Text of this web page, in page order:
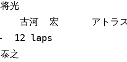
光
古河  宏      アトラス
12 laps
之